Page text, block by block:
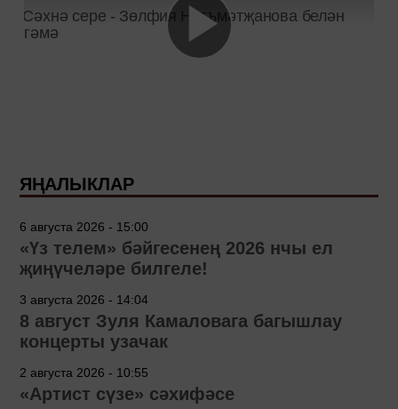
ЯҢАЛЫКЛАР
6 августа 2026 - 15:00
«Үз телем» бәйгесенең 2026 нчы ел
җиңүчеләре билгеле!
3 августа 2026 - 14:04
8 август Зуля Камаловага багышлау
концерты узачак
2 августа 2026 - 10:55
«Артист сүзе» сәхифәсе